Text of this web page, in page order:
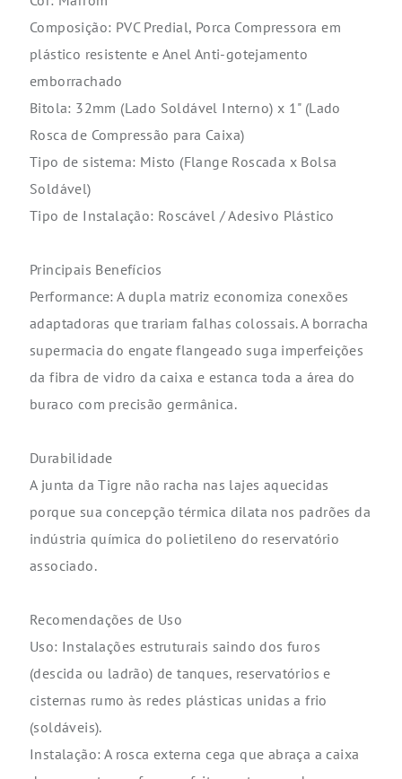
Composição: PVC Predial, Porca Compressora em
plástico resistente e Anel Anti-gotejamento
emborrachado
Bitola: 32mm (Lado Soldável Interno) x 1" (Lado
Rosca de Compressão para Caixa)
Tipo de sistema: Misto (Flange Roscada x Bolsa
Soldável)
Tipo de Instalação: Roscável / Adesivo Plástico
Principais Benefícios
Performance: A dupla matriz economiza conexões
adaptadoras que trariam falhas colossais. A borracha
supermacia do engate flangeado suga imperfeições
da fibra de vidro da caixa e estanca toda a área do
buraco com precisão germânica.
Durabilidade
A junta da Tigre não racha nas lajes aquecidas
porque sua concepção térmica dilata nos padrões da
indústria química do polietileno do reservatório
associado.
Recomendações de Uso
Uso: Instalações estruturais saindo dos furos
(descida ou ladrão) de tanques, reservatórios e
cisternas rumo às redes plásticas unidas a frio
(soldáveis).
Instalação: A rosca externa cega que abraça a caixa